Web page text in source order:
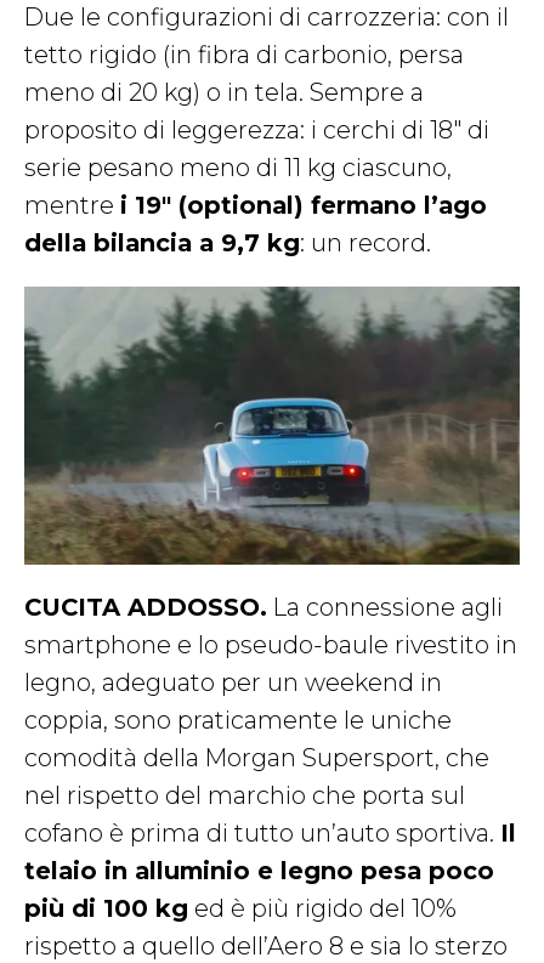
Due le configurazioni di carrozzeria: con il
tetto rigido (in fibra di carbonio, persa
meno di 20 kg) o in tela. Sempre a
proposito di leggerezza: i cerchi di 18″ di
serie pesano meno di 11 kg ciascuno,
mentre i 19″ (optional) fermano l’ago
della bilancia a 9,7 kg: un record.
CUCITA ADDOSSO. La connessione agli
smartphone e lo pseudo-baule rivestito in
legno, adeguato per un weekend in
coppia, sono praticamente le uniche
comodità della Morgan Supersport, che
nel rispetto del marchio che porta sul
cofano è prima di tutto un’auto sportiva. Il
telaio in alluminio e legno pesa poco
più di 100 kg ed è più rigido del 10%
rispetto a quello dell’Aero 8 e sia lo sterzo